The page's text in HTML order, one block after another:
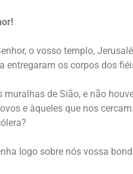
o vosso templo,
entregaram os corpos dos
de Sião, e não
e àqueles que nos
logo sobre nós vossa